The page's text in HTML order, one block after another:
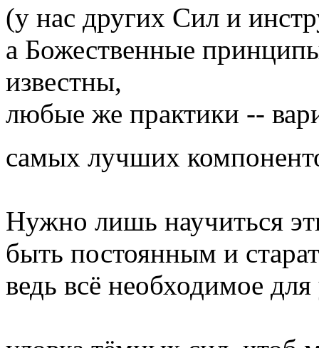
(у нас других Сил и
а Божественные
известны,
любые же практики --
самых лучших
Нужно лишь научиться
быть постоянным и
ведь всё необходимое